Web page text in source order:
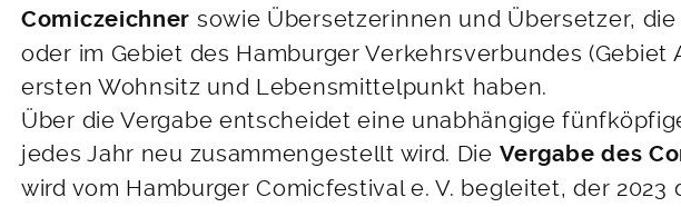
Comiczeichner sowie Übersetzerinnen und Übersetzer, die
oder im Gebiet des Hamburger Verkehrsverbundes (Gebiet
ersten Wohnsitz und Lebensmittelpunkt haben.
Über die Vergabe entscheidet eine unabhängige
jedes Jahr neu zusammengestellt wird. Die Vergabe des
wird vom Hamburger Comicfestival e. V. begleitet, der 2023